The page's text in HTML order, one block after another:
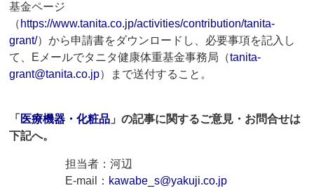
基金ページ
（ https://www.tanita.co.jp/activities/contribution/tanita-
grant/）から申請書をダウンロードし、必要事項を記入し
て、Eメールでタニタ健康体重基金事務局（tanita-
grant@tanita.co.jp）まで送付すること。
「 医療機器・化粧品 」の記事に関するご意見・お問合せは
下記へ。
担当者：河辺
E-mail： kawabe_s@yakuji.co.jp